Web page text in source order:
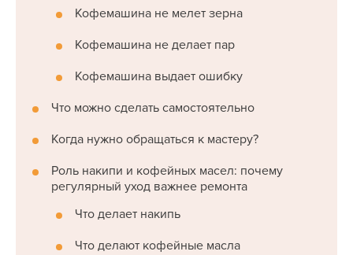
Кофемашина не мелет зерна
Кофемашина не делает пар
Кофемашина выдает ошибку
Что можно сделать самостоятельно
Когда нужно обращаться к мастеру?
Роль накипи и кофейных масел: почему
регулярный уход важнее ремонта
Что делает накипь
Что делают кофейные масла